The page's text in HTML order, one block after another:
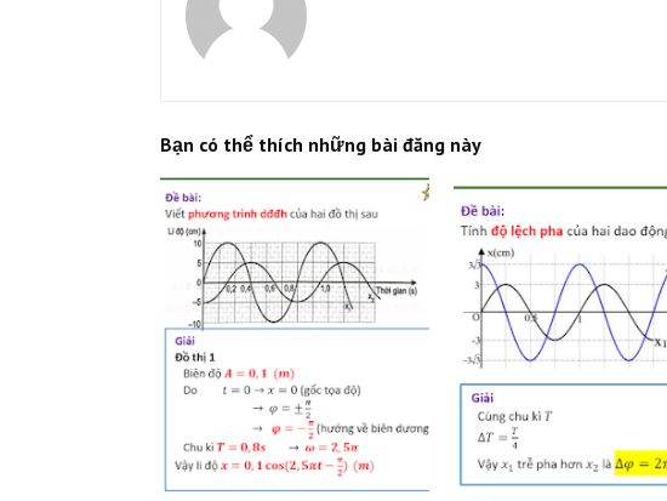
Bạn có thể thích những bài đăng này